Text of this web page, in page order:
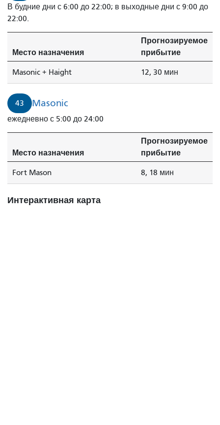
В будние дни с 6:00 до 22:00; в выходные дни с 9:00 до
22:00.
Место назначения
Прогнозируемое
прибытие
Masonic + Haight 12, 30 мин
43 Masonic
ежедневно с 5:00 до 24:00
Место назначения
Прогнозируемое
прибытие
Fort Mason 8, 18 мин
Интерактивная карта